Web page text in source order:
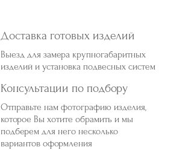
Доставка готовых изделий
Выезд для замера крупногабаритных
изделий и установка подвесных систем
Консультации по подбору
Отправьте нам фотографию изделия,
которое Вы хотите обрамить и мы
подберем для него несколько
вариантов оформления